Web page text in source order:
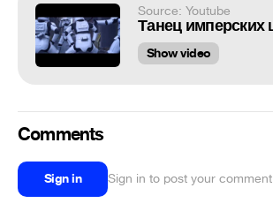
Source: Youtube
Show video
Comments
Sign in Sign in to post your comment